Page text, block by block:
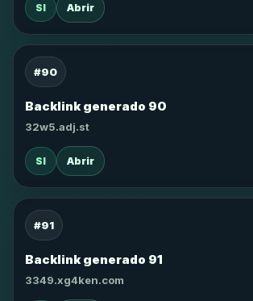
SI Abrir
#90
Backlink generado 90
32w5.adj.st
SI Abrir
#91
Backlink generado 91
3349.xg4ken.com